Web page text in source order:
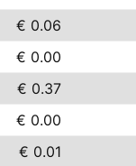
€ 0.06
€ 0.00
€ 0.37
€ 0.00
€ 0.01